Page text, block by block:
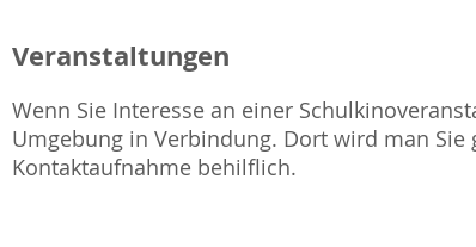
Veranstaltungen
Wenn Sie Interesse an einer
Umgebung in Verbindung. Dort wird man
Kontaktaufnahme behilflich.